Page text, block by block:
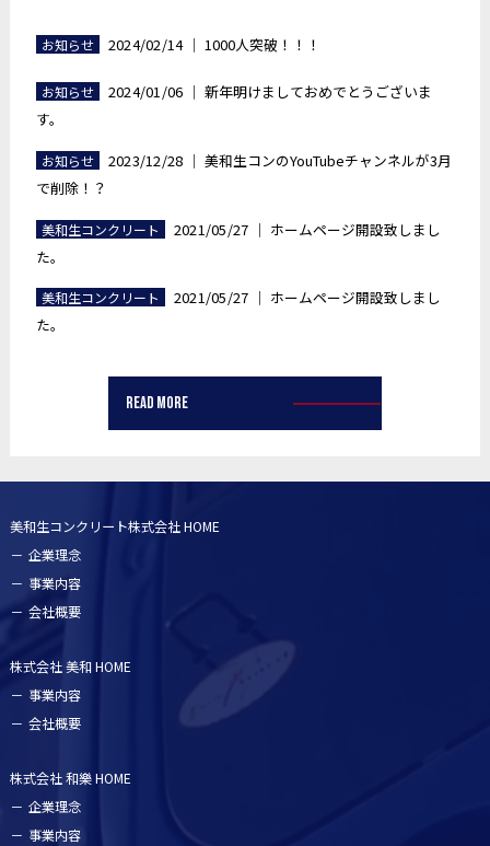
お知らせ 2024/02/14│ 1000人突破！！！
お知らせ 2024/01/06 │ 新年明けましておめでとうございま
す。
お知らせ 2023/12/28 │ 美和生コンのYouTubeチャンネルが3月
で削除！？
美和生コンクリート 2021/05/27 │ ホームページ開設致しまし
た。
美和生コンクリート 2021/05/27 │ ホームページ開設致しまし
た。
Read more
美和生コンクリート株式会社 HOME
企業理念
事業内容
会社概要
株式会社 美和 HOME
事業内容
会社概要
株式会社 和樂 HOME
企業理念
事業内容